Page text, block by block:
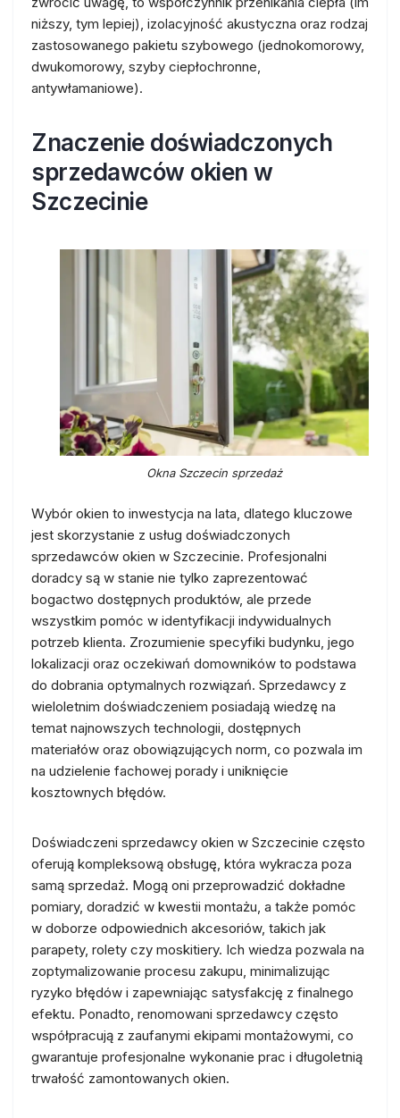
niższy, tym lepiej), izolacyjność akustyczna oraz rodzaj
zastosowanego pakietu szybowego (jednokomorowy,
dwukomorowy, szyby ciepłochronne,
antywłamaniowe).
Znaczenie doświadczonych
sprzedawców okien w
Szczecinie
Okna Szczecin sprzedaż
Wybór okien to inwestycja na lata, dlatego kluczowe
jest skorzystanie z usług doświadczonych
sprzedawców okien w Szczecinie. Profesjonalni
doradcy są w stanie nie tylko zaprezentować
bogactwo dostępnych produktów, ale przede
wszystkim pomóc w identyfikacji indywidualnych
potrzeb klienta. Zrozumienie specyfiki budynku, jego
lokalizacji oraz oczekiwań domowników to podstawa
do dobrania optymalnych rozwiązań. Sprzedawcy z
wieloletnim doświadczeniem posiadają wiedzę na
temat najnowszych technologii, dostępnych
materiałów oraz obowiązujących norm, co pozwala im
na udzielenie fachowej porady i uniknięcie
kosztownych błędów.
Doświadczeni sprzedawcy okien w Szczecinie często
oferują kompleksową obsługę, która wykracza poza
samą sprzedaż. Mogą oni przeprowadzić dokładne
pomiary, doradzić w kwestii montażu, a także pomóc
w doborze odpowiednich akcesoriów, takich jak
parapety, rolety czy moskitiery. Ich wiedza pozwala na
zoptymalizowanie procesu zakupu, minimalizując
ryzyko błędów i zapewniając satysfakcję z finalnego
efektu. Ponadto, renomowani sprzedawcy często
współpracują z zaufanymi ekipami montażowymi, co
gwarantuje profesjonalne wykonanie prac i długoletnią
trwałość zamontowanych okien.